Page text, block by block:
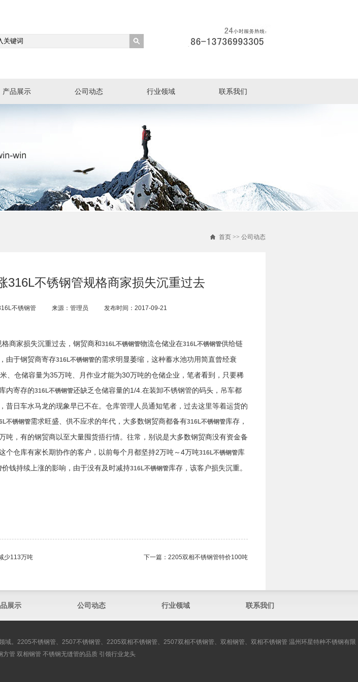
产品展示 公司动态 行业领域 联系我们
首页 >> 公司动态
316L不锈钢管规格商家损失沉重过去
不锈钢管 来源：管理员 发布时间：2017-09-21
格商家损失沉重过去，钢贸商和316L不锈钢管物流仓储业在316L不锈钢管供给链
由于钢贸商寄存316L不锈钢管的需求明显萎缩，这种蓄水池功用简直曾经衰
、仓储容量为35万吨、月作业才能为30万吨的仓储企业，笔者看到，只要稀
内寄存的316L不锈钢管还缺乏仓储容量的1/4.在装卸不锈钢管的码头，吊车都
昔日车水马龙的现象早已不在。仓库管理人员通知笔者，过去这里等着运货的
不锈钢管需求旺盛、供不应求的年代，大多数钢贸商都备有316L不锈钢管库存，
吨，有的钢贸商以至大量囤货捂行情。往常，别说是大多数钢贸商没有资金备
个仓库有家长期协作的客户，以前每个月都坚持2万吨～4万吨316L不锈钢管库
价钱持续上涨的影响，由于没有及时减持316L不锈钢管库存，该客户损失沉重。
少113万吨 下一篇： 2205双相不锈钢管​特价100吨
展示 公司动态 行业领域 联系我们
。2205不锈钢管、2507不锈钢管、2205双相不锈钢管、2507双相不锈钢管、双相钢管、双相不锈钢管 温州环星特种不锈钢有限
管 双相钢管 不锈钢无缝管的品质 引领行业龙头